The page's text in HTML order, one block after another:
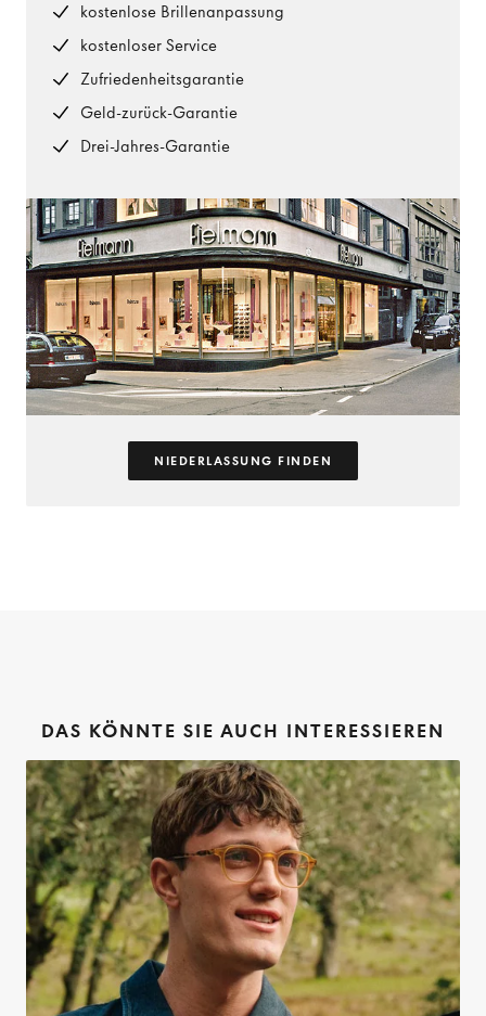
kostenlose Brillenanpassung
kostenloser Service
Zufriedenheitsgarantie
Geld-zurück-Garantie
Drei-Jahres-Garantie
NIEDERLASSUNG FINDEN
DAS KÖNNTE SIE AUCH INTERESSIEREN